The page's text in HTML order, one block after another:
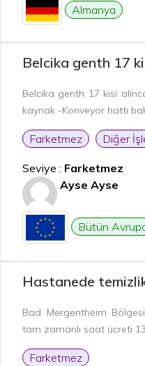
Almanya
Belcika genth 17
Belcika genth 17 kisi
kaynak -Konveyor hatti
Farketmez Diğer
Seviye : Farketmez
Ayse Ayse
Bütün
Hastanede
Bad Mergentheim
tam zamanlı saat ücreti
Farketmez